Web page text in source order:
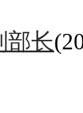
部长